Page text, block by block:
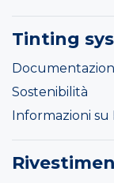
Tinting
Sostenibilità
Informazioni su